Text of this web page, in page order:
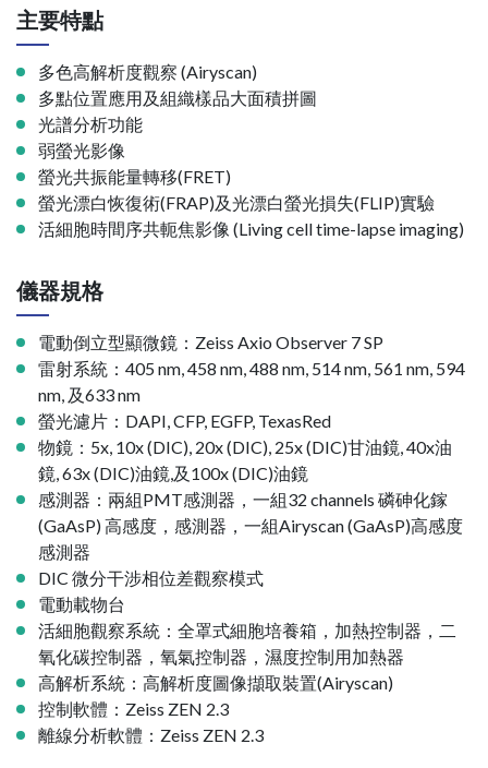
主要特點
多色高解析度觀察 (Airyscan)
多點位置應用及組織樣品大面積拼圖
光譜分析功能
弱螢光影像
螢光共振能量轉移(FRET)
螢光漂白恢復術(FRAP)及光漂白螢光損失(FLIP)實驗
活細胞時間序共軛焦影像 (Living cell time-lapse imaging)
儀器規格
電動倒立型顯微鏡：Zeiss Axio Observer 7 SP
雷射系統：405 nm, 458 nm, 488 nm, 514 nm, 561 nm, 594
nm, 及633 nm
螢光濾片：DAPI, CFP, EGFP, TexasRed
物鏡：5x, 10x (DIC), 20x (DIC), 25x (DIC)甘油鏡, 40x油
鏡, 63x (DIC)油鏡,及100x (DIC)油鏡
感測器：兩組PMT感測器，一組32 channels 磷砷化鎵
(GaAsP) 高感度，感測器，一組Airyscan (GaAsP)高感度
感測器
DIC 微分干涉相位差觀察模式
電動載物台
活細胞觀察系統：全罩式細胞培養箱，加熱控制器，二
氧化碳控制器，氧氣控制器，濕度控制用加熱器
高解析系統：高解析度圖像擷取裝置(Airyscan)
控制軟體：Zeiss ZEN 2.3
離線分析軟體：Zeiss ZEN 2.3